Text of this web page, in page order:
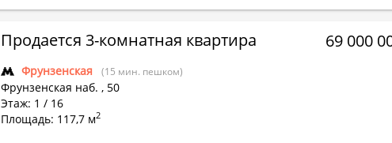
Продается 3-комнатная квартира
Фрунзенская (15 мин. пешком)
Фрунзенская наб. , 50
Этаж: 1 / 16
Площадь: 117,7 м2
69 000